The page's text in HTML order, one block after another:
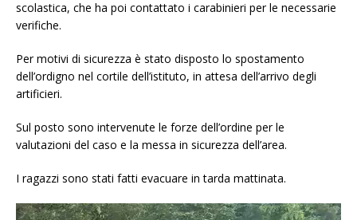
scolastica, che ha poi contattato i carabinieri per le necessarie
verifiche.
Per motivi di sicurezza è stato disposto lo spostamento
dell’ordigno nel cortile dell’istituto, in attesa dell’arrivo degli
artificieri.
Sul posto sono intervenute le forze dell’ordine per le
valutazioni del caso e la messa in sicurezza dell’area.
I ragazzi sono stati fatti evacuare in tarda mattinata.
Video